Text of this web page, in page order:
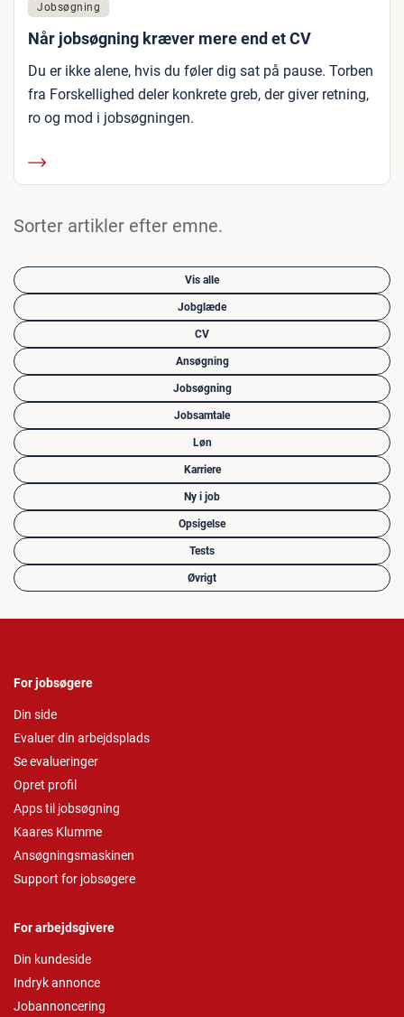
Jobsøgning
Når jobsøgning kræver mere end et CV
Du er ikke alene, hvis du føler dig sat på pause. Torben
fra Forskellighed deler konkrete greb, der giver retning,
ro og mod i jobsøgningen.
Sorter artikler efter emne.
Vis alle
Jobglæde
CV
Ansøgning
Jobsøgning
Jobsamtale
Løn
Karriere
Ny i job
Opsigelse
Tests
Øvrigt
For jobsøgere
Din side
Evaluer din arbejdsplads
Se evalueringer
Opret profil
Apps til jobsøgning
Kaares Klumme
Ansøgningsmaskinen
Support for jobsøgere
For arbejdsgivere
Din kundeside
Indryk annonce
Jobannoncering